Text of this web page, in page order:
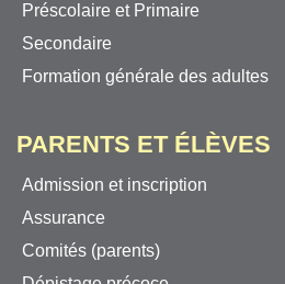
Préscolaire et Primaire
Secondaire
Formation générale des adultes
PARENTS ET ÉLÈVES
Admission et inscription
Assurance
Comités (parents)